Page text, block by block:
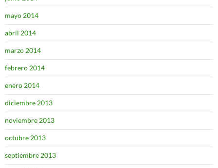
mayo 2014
abril 2014
marzo 2014
febrero 2014
enero 2014
diciembre 2013
noviembre 2013
octubre 2013
septiembre 2013